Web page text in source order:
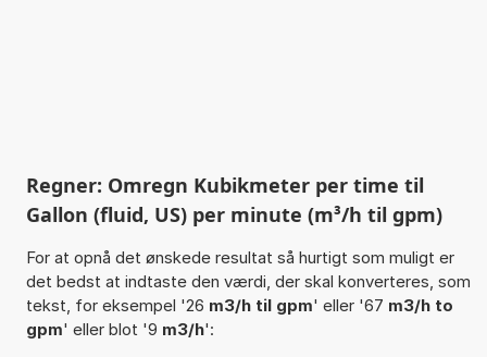
Regner: Omregn Kubikmeter per time til
Gallon (fluid, US) per minute (m³/h til gpm)
For at opnå det ønskede resultat så hurtigt som muligt er
det bedst at indtaste den værdi, der skal konverteres, som
tekst, for eksempel '26 m3/h til gpm' eller '67 m3/h to
gpm' eller blot '9 m3/h':